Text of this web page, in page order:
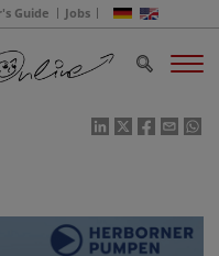
Guide Jobs